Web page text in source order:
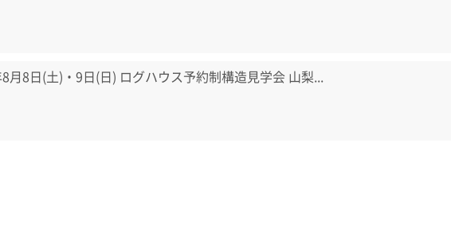
月8日(土)・9日(日) ログハウス予約制構造見学会 山梨...